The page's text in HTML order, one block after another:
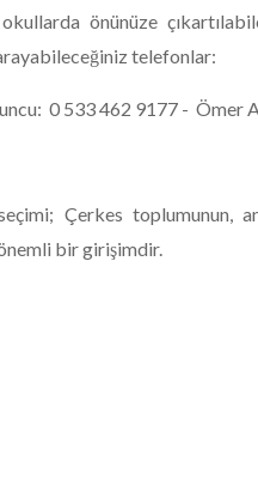
önünüze
telefonlar:
0 533 462 9177 - Ömer
Çerkes toplumunun,
bir girişimdir.